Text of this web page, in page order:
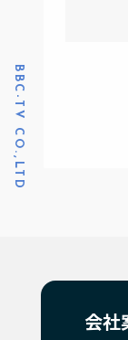
BBC-TV CO.,LTD
会社